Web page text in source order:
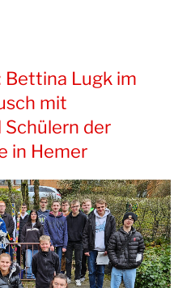
Lugk im
mit
Schülern der
in Hemer